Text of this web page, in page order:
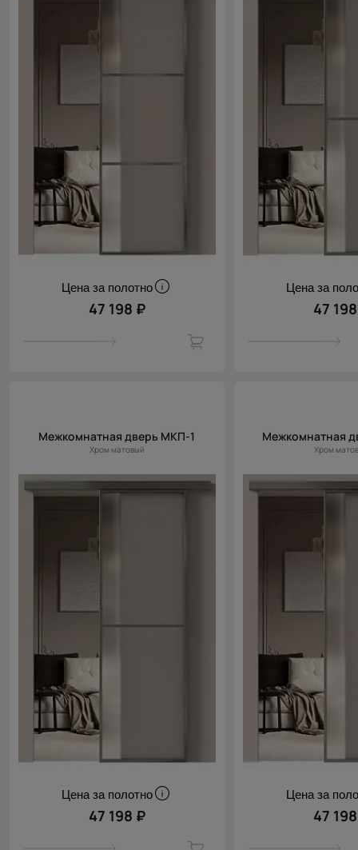
Цена за полотно
47 198 ₽
Цена за
47
Межкомнатная дверь МКП-1
Хром матовый
Цена за полотно
47 198 ₽
Межкомнатная
Хром
Цена за
47